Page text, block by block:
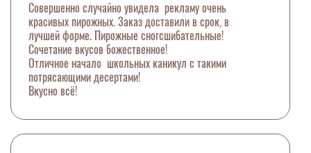
Совершенно случайно увидела рекламу очень
красивых пирожных. Заказ доставили в срок, в
лучшей форме. Пирожные сногсшибательные!
Сочетание вкусов божественное!
Отличное начало школьных каникул с такими
потрясающими десертами!
Вкусно всё!